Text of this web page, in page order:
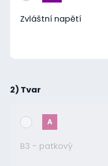
Zvláštní napětí
2) Tvar
A
B3 - patkový